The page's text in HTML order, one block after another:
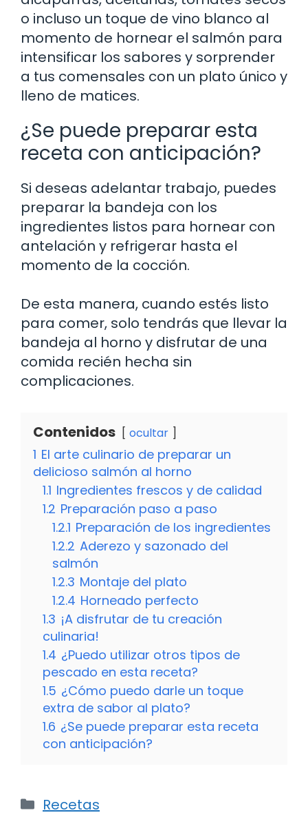
o incluso un toque de vino blanco al
momento de hornear el salmón para
intensificar los sabores y sorprender
a tus comensales con un plato único y
lleno de matices.
¿Se puede preparar esta
receta con anticipación?
Si deseas adelantar trabajo, puedes
preparar la bandeja con los
ingredientes listos para hornear con
antelación y refrigerar hasta el
momento de la cocción.
De esta manera, cuando estés listo
para comer, solo tendrás que llevar la
bandeja al horno y disfrutar de una
comida recién hecha sin
complicaciones.
Contenidos ocultar
1 El arte culinario de preparar un
delicioso salmón al horno
1.1 Ingredientes frescos y de calidad
1.2 Preparación paso a paso
1.2.1 Preparación de los ingredientes
1.2.2 Aderezo y sazonado del
salmón
1.2.3 Montaje del plato
1.2.4 Horneado perfecto
1.3 ¡A disfrutar de tu creación
culinaria!
1.4 ¿Puedo utilizar otros tipos de
pescado en esta receta?
1.5 ¿Cómo puedo darle un toque
extra de sabor al plato?
1.6 ¿Se puede preparar esta receta
con anticipación?
Categorías
Recetas